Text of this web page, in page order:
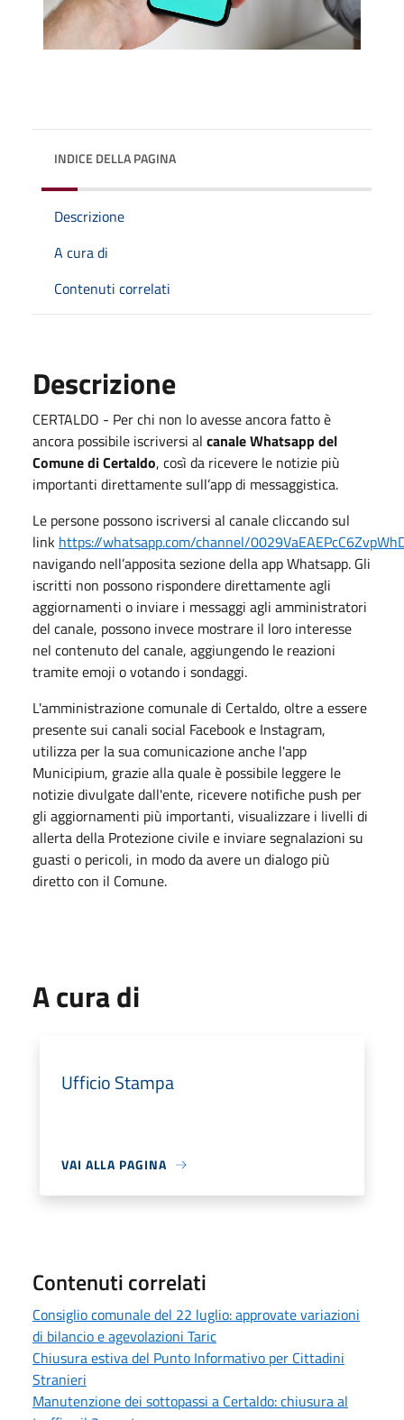
INDICE DELLA PAGINA
Descrizione
A cura di
Contenuti correlati
Descrizione
CERTALDO - Per chi non lo avesse ancora fatto è
ancora possibile iscriversi al canale Whatsapp del
Comune di Certaldo, così da ricevere le notizie più
importanti direttamente sull’app di messaggistica.
Le persone possono iscriversi al canale cliccando sul
link https://whatsapp.com/channel/
navigando nell’apposita sezione della app Whatsapp. Gli
iscritti non possono rispondere direttamente agli
aggiornamenti o inviare i messaggi agli amministratori
del canale, possono invece mostrare il loro interesse
nel contenuto del canale, aggiungendo le reazioni
tramite emoji o votando i sondaggi.
L'amministrazione comunale di Certaldo, oltre a essere
presente sui canali social Facebook e Instagram,
utilizza per la sua comunicazione anche l'app
Municipium, grazie alla quale è possibile leggere le
notizie divulgate dall'ente, ricevere notifiche push per
gli aggiornamenti più importanti, visualizzare i livelli di
allerta della Protezione civile e inviare segnalazioni su
guasti o pericoli, in modo da avere un dialogo più
diretto con il Comune.
A cura di
Ufficio Stampa
VAI ALLA PAGINA
Contenuti correlati
Consiglio comunale del 22 luglio: approvate variazioni
di bilancio e agevolazioni Taric
Chiusura estiva del Punto Informativo per Cittadini
Stranieri
Manutenzione dei sottopassi a Certaldo: chiusura al